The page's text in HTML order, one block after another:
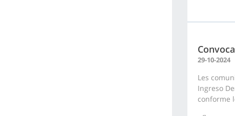
29-10-2024
Les
Ingreso
conforme